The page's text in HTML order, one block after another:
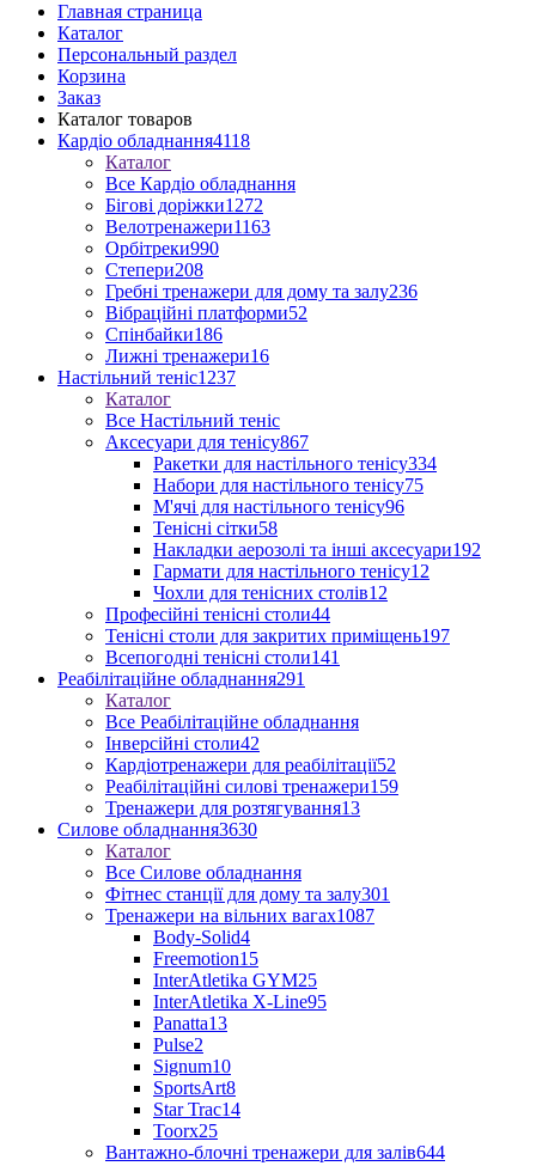
Главная страница
Каталог
Персональный раздел
Корзина
Заказ
Каталог товаров
Кардіо обладнання4118
Каталог
Все Кардіо обладнання
Бігові доріжки1272
Велотренажери1163
Орбітреки990
Степери208
Гребні тренажери для дому та залу236
Вібраційні платформи52
Спінбайки186
Лижні тренажери16
Настільний теніс1237
Каталог
Все Настільний теніс
Аксесуари для тенісу867
Ракетки для настільного тенісу334
Набори для настільного тенісу75
М'ячі для настільного тенісу96
Тенісні сітки58
Накладки аерозолі та інші аксесуари192
Гармати для настільного тенісу12
Чохли для тенісних столів12
Професійні тенісні столи44
Тенісні столи для закритих приміщень197
Всепогодні тенісні столи141
Реабілітаційне обладнання291
Каталог
Все Реабілітаційне обладнання
Інверсійні столи42
Кардіотренажери для реабілітації52
Реабілітаційні силові тренажери159
Тренажери для розтягування13
Силове обладнання3630
Каталог
Все Силове обладнання
Фітнес станції для дому та залу301
Тренажери на вільних вагах1087
Body-Solid4
Freemotion15
InterAtletika GYM25
InterAtletika X-Line95
Panatta13
Pulse2
Signum10
SportsArt8
Star Trac14
Toorx25
Вантажно-блочні тренажери для залів644